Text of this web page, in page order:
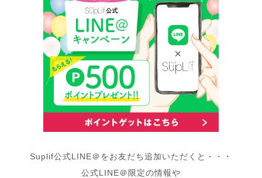
Suplif公式LINE＠をお友だち追加いただくと・・・
公式LINE＠限定の情報や